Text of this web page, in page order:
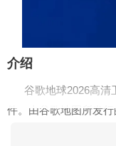
介绍
谷歌地球2026高清
件。由谷歌地图所发
google地图、腾讯街